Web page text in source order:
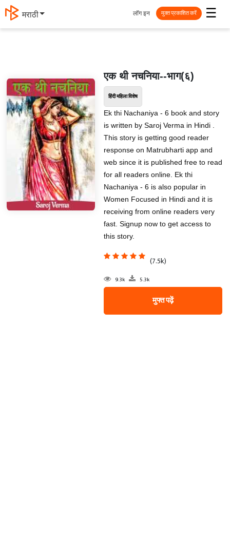
मराठी ☰
लॉग इन मुक्त प्रकाशित करें
एक थी नचनिया--भाग(६)
हिंदी महिला विशेष
Ek thi Nachaniya - 6 book and story
is written by Saroj Verma in Hindi .
This story is getting good reader
response on Matrubharti app and
web since it is published free to read
for all readers online. Ek thi
Nachaniya - 6 is also popular in
Women Focused in Hindi and it is
receiving from online readers very
fast. Signup now to get access to
this story.
(7.5k)
9.3k 5.3k
मुफ्त पढ़ें